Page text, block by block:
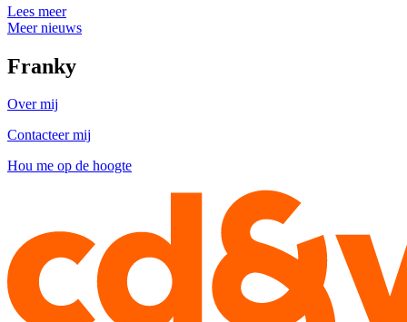
Lees meer
Meer nieuws
Franky
Over mij
Contacteer mij
Hou me op de hoogte